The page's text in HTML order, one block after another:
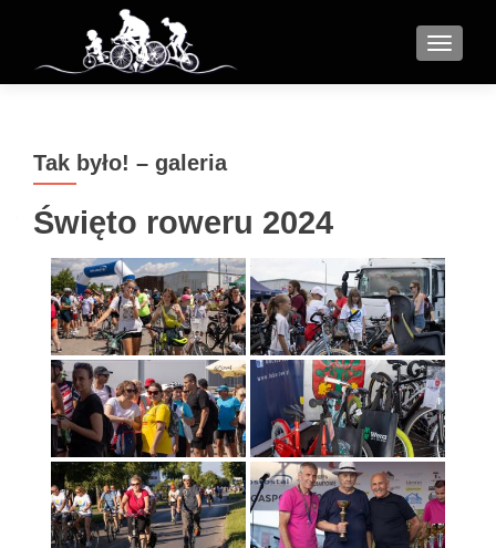
MENU
Tak było! – galeria
Święto roweru 2024